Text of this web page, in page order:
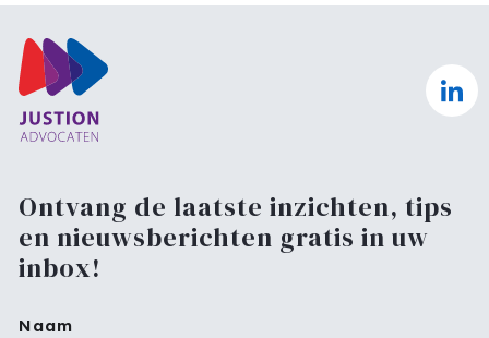
Ontvang de laatste inzichten, tips
en nieuwsberichten gratis in uw
inbox!
Naam